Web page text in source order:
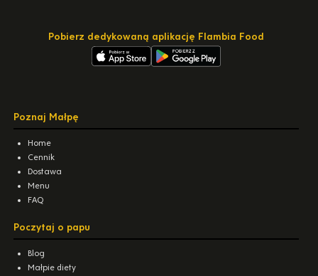
Pobierz dedykowaną aplikację Flambia Food
Poznaj Małpę
Home
Cennik
Dostawa
Menu
FAQ
Poczytaj o papu
Blog
Małpie diety